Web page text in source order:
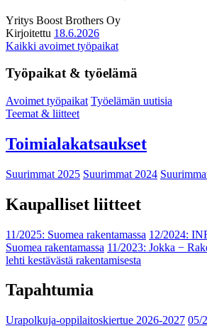
Yritys Boost Brothers Oy
Kirjoitettu 18.6.2026
Kaikki avoimet työpaikat
Työpaikat & työelämä
Avoimet työpaikat Työelämän uutisia
Teemat & liitteet
Toimialakatsaukset
Suurimmat 2025 Suurimmat 2024
Kaupalliset liitteet
11/2025: Suomea rakentamassa 12/2024:
Suomea rakentamassa 11/2023: Jokka −
lehti kestävästä rakentamisesta
Tapahtumia
Urapolkuja-oppilaitoskiertue 2026-2027 05/